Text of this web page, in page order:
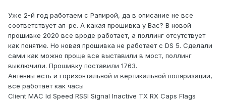
Уже 2-й год работаем с Рапирой, да в описание не все
соответствует ап-ре. А какая прошивка у Вас? В новой
прошивке 2020 все вроде работает, а поллинг отсутствует
как понятие. Но новая прошивка не работает с DS 5. Сделали
сами как можно проще все выставили в мост, поллинг
выключили. Прошивку поставили 1763.
Антенны есть и горизонтальной и вертикальной поляризации,
все работает как часы
Client MAC Id Speed RSSI Signal Inactive TX RX Caps Flags